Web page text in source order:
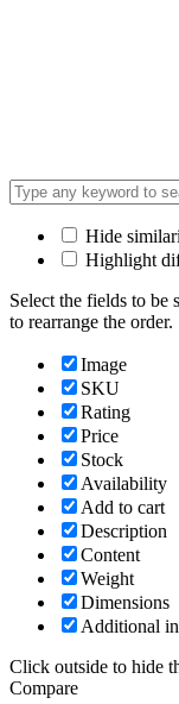
Hide
Highlight
Select the fields to
to rearrange the order.
Image
SKU
Rating
Price
Stock
Availability
Add to cart
Description
Content
Weight
Dimensions
Additional
Click outside to hide
Compare